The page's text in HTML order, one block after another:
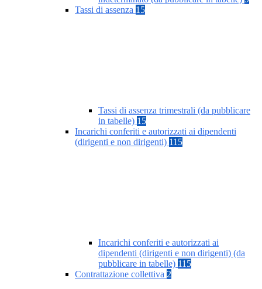
Tassi di assenza 15
Tassi di assenza trimestrali (da pubblicare
in tabelle) 15
Incarichi conferiti e autorizzati ai dipendenti
(dirigenti e non dirigenti) 115
Incarichi conferiti e autorizzati ai
dipendenti (dirigenti e non dirigenti) (da
pubblicare in tabelle) 115
Contrattazione collettiva 2